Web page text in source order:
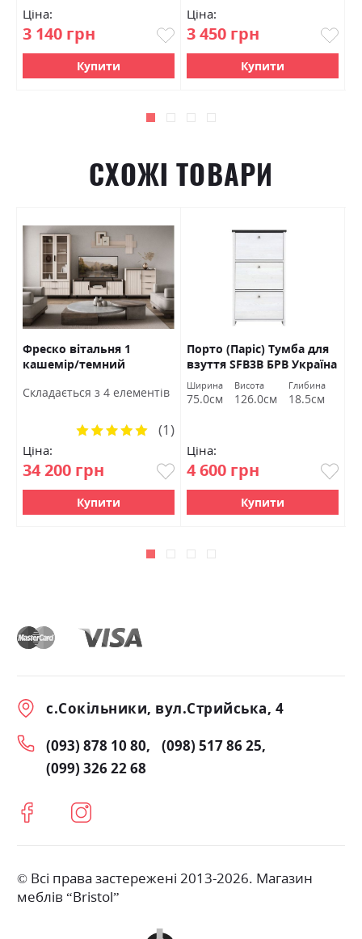
Ціна:
3 140 грн
Купити
Ціна:
3 450 грн
Купити
СХОЖІ ТОВАРИ
Фреско вітальня 1
кашемір/темний
Cкладається з 4 елементів
Ціна:
34 200 грн
Рейтинг:
(1)
Купити
Порто (Паріс) Тумба для
взуття SFB3В БРВ Україна
Ширина
75.0см
Висота
126.0см
Глибина
18.5см
Ціна:
4 600 грн
Купити
с.Сокільники, вул.Стрийська, 4
(093) 878 10 80
(098) 517 86 25
(099) 326 22 68
© Всі права застережені 2013-2026. Магазин
меблів “Bristol”